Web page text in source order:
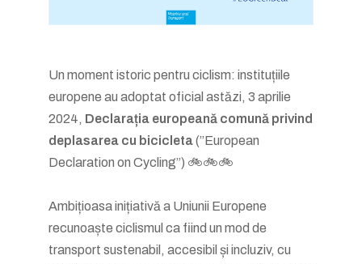
Un moment istoric pentru ciclism: instituțiile
europene au adoptat oficial astăzi, 3 aprilie
2024, Declarația europeană comună privind
deplasarea cu bicicleta(”European
Declaration on Cycling”) 🚲🚲🚲
Ambițioasa inițiativă a Uniunii Europene
recunoaște ciclismul ca fiind un mod de
transport sustenabil, accesibil și incluziv, cu